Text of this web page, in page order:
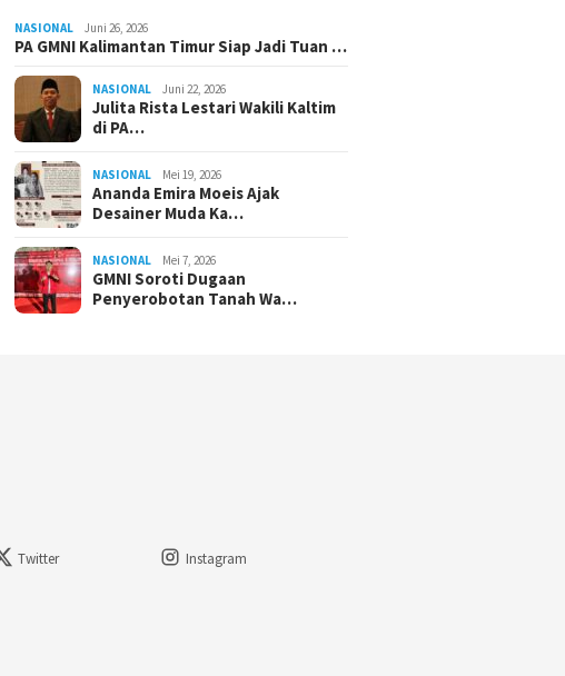
NASIONAL Juni 26, 2026
PA GMNI Kalimantan Timur Siap Jadi Tuan …
NASIONAL Juni 22, 2026
Julita Rista Lestari Wakili Kaltim
di PA…
NASIONAL Mei 19, 2026
Ananda Emira Moeis Ajak
Desainer Muda Ka…
NASIONAL Mei 7, 2026
GMNI Soroti Dugaan
Penyerobotan Tanah Wa…
Twitter
Instagram